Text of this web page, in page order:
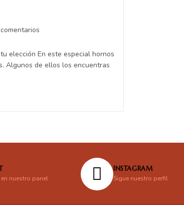
elección En este especial hornos
Algunos de ellos los encuentras
nuestro panel
INSTAGRAM
Sigue nuestro perfil